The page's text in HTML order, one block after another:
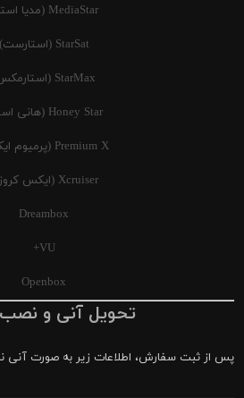
MediaStar (مدیا استار)
StarSat (استارست)
StarMax (استارمکس)
Honey Star (هانی استار)
Premium X (پرمیوم ایکس)
Xcruiser (ایکس کروزر)
Dreambox
VU+
Openbox
تحویل آنی و
پس از ثبت سفارش، اطلاعات زیر به صورت آنی